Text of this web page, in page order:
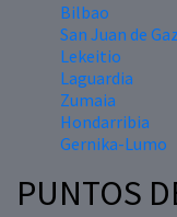
Bilbao
San Juan de
Lekeitio
Laguardia
Zumaia
Hondarribia
Gernika-Lumo
PUNTOS